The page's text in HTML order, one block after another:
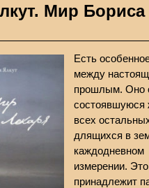
Мир Бориса
Есть
между
прошлым. Оно
состоявшуюся
всех
длящихся в
каждодневном
измерении.
принадлежит